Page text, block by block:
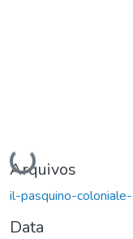
Carregando...
Arquivos
il-pasquino-
Data